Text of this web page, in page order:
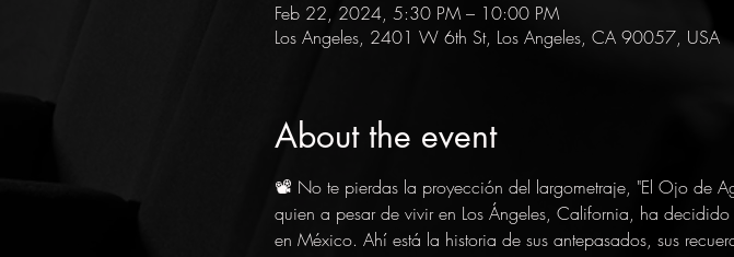
Feb 22, 2024, 5:30 PM – 10:00 PM
Los Angeles, 2401 W 6th St, Los Angeles, CA 90057, USA
About the event
📽️ No te pierdas la proyección del largometraje, "El Ojo de
quien a pesar de vivir en Los Ángeles, California, ha
en México. Ahí está la historia de sus antepasados, sus